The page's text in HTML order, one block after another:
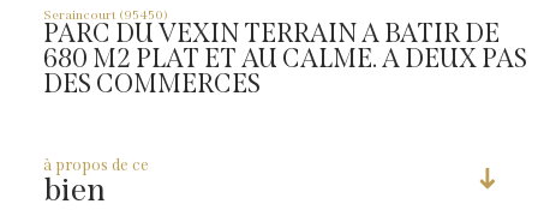
Seraincourt (95450)
PARC DU VEXIN TERRAIN A BATIR DE
680 M2 PLAT ET AU CALME. A DEUX PAS
DES COMMERCES
à propos de ce
bien